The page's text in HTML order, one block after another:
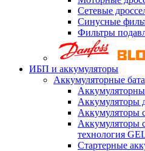
Сетевые
Синусные
Фильтры
ИБП и аккумуляторы
Аккумуляторные
Аккумуляторы
Аккумуляторы
Аккумуляторы
технология
Стартерные